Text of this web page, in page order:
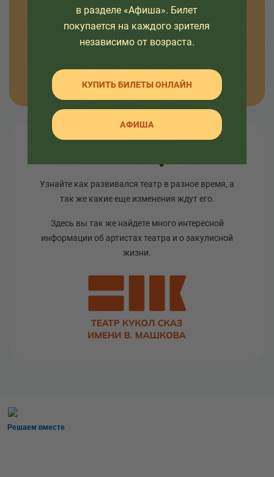
о премьерах спектаклей, наших проектах и
интересных событиях в жизни театра.
Узнайте как развивался театр в разное время, а
так же какие еще изменения ждут его.
Здесь вы так же найдете много интересной
информации об артистах театра и о закулисной
жизни.
Решаем вместе
в разделе «Афиша». Билет
покупается на каждого зрителя
независимо от возраста.
КУПИТЬ БИЛЕТЫ ОНЛАЙН
АФИША